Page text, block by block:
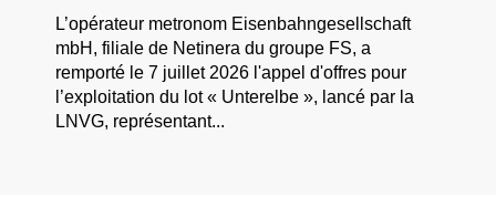
L’opérateur metronom Eisenbahngesellschaft
mbH, filiale de Netinera du groupe FS, a
remporté le 7 juillet 2026 l'appel d'offres pour
l’exploitation du lot « Unterelbe », lancé par la
LNVG, représentant...